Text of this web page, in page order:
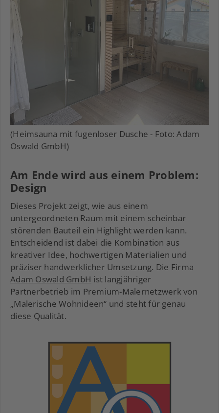
(Heimsauna mit fugenloser Dusche - Foto: Adam
Oswald GmbH)
Am Ende wird aus einem Problem:
Design
Dieses Projekt zeigt, wie aus einem
untergeordneten Raum mit einem scheinbar
störenden Bauteil ein Highlight werden kann.
Entscheidend ist dabei die Kombination aus
kreativer Idee, hochwertigen Materialien und
präziser handwerklicher Umsetzung. Die Firma
Adam Oswald GmbH ist langjähriger
Partnerbetrieb im Premium-Malernetzwerk von
„Malerische Wohnideen“ und steht für genau
diese Qualität.